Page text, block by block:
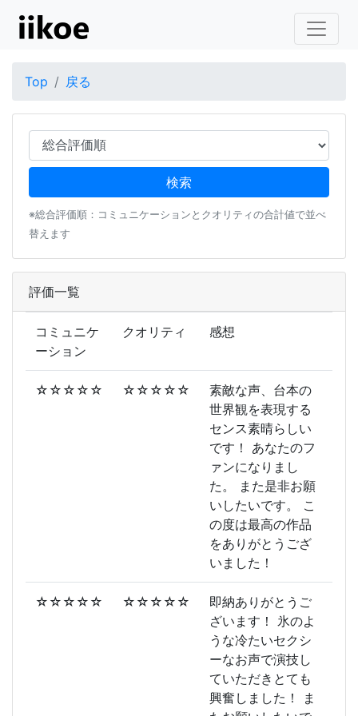
Top 戻る
※総合評価順：コミュニケーションとクオリティの合計値で並べ
替えます
評価一覧
コミュニケ
ーション
クオリティ 感想
☆☆☆☆☆ ☆☆☆☆☆
素敵な声、台本の
世界観を表現する
センス素晴らしい
です！ あなたのフ
ァンになりまし
た。 また是非お願
いしたいです。 こ
の度は最高の作品
をありがとうござ
いました！
☆☆☆☆☆ ☆☆☆☆☆
即納ありがとうご
ざいます！ 氷のよ
うな冷たいセクシ
ーなお声で演技し
ていただきとても
興奮しました！ ま